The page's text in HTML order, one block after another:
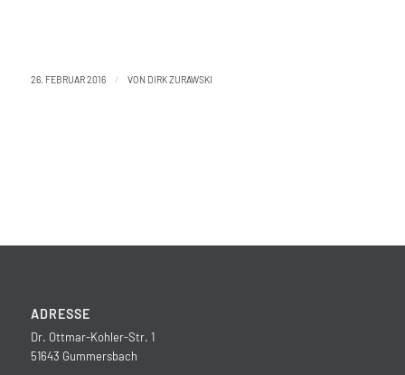
26. FEBRUAR 2016 / VON DIRK ZURAWSKI
ADRESSE
Dr. Ottmar-Kohler-Str. 1
51643 Gummersbach